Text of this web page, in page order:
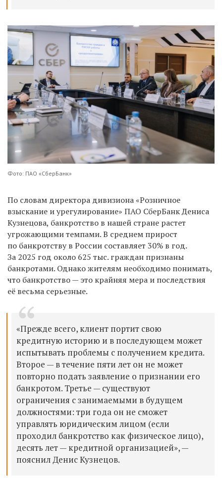
Фото: ПАО «СберБанк»
По словам директора дивизиона «Розничное
взыскание и урегулирование» ПАО СберБанк Дениса
Кузнецова, банкротство в нашей стране растет
угрожающими темпами. В среднем прирост
по банкротству в России составляет 30% в год.
За 2025 год около 625 тыс. граждан признаны
банкротами. Однако жителям необходимо понимать,
что банкротство — это крайняя мера и последствия
её весьма серьезные.
«Прежде всего, клиент портит свою
кредитную историю и в последующем может
испытывать проблемы с получением кредита.
Второе — в течение пяти лет он не может
повторно подать заявление о признании его
банкротом. Третье — существуют
ограничения с занимаемыми в будущем
должностями: три года он не сможет
управлять юридическим лицом (если
проходил банкротство как физическое лицо),
десять лет — кредитной организацией», —
пояснил Денис Кузнецов.